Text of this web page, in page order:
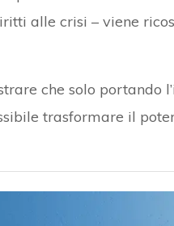
alle crisi – viene
che solo portando
trasformare il